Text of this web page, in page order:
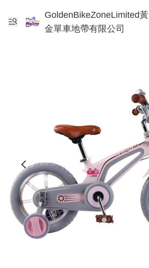
GoldenBikeZoneLimited黃
金單車地帶有限公司